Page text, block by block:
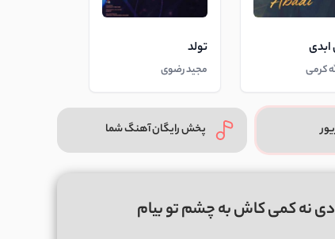
کرمی
تولد
مجید رضوی
پخش رایگان آهنگ شما
نه کمی کاش به چشم تو بیام